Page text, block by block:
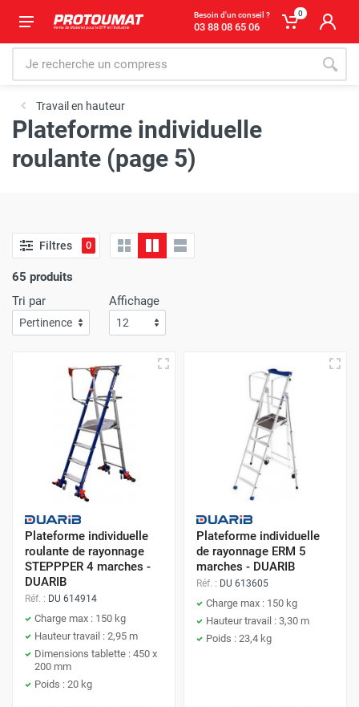
Besoin d'un conseil ?
03 88 08 65 06
0
Travail en hauteur
Plateforme individuelle
roulante (page 5)
Filtres 0
65 produits
Tri par
Affichage
Plateforme individuelle
roulante de rayonnage
STEPPPER 4 marches -
DUARIB
Réf. : DU 614914
Charge max : 150 kg
Hauteur travail : 2,95 m
Dimensions tablette : 450 x
200 mm
Poids : 20 kg
Plateforme individuelle
de rayonnage ERM 5
marches - DUARIB
Réf. : DU 613605
Charge max : 150 kg
Hauteur travail : 3,30 m
Poids : 23,4 kg